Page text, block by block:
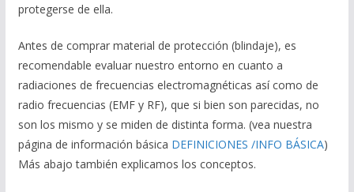
protegerse de ella.
Antes de comprar material de protección (blindaje), es
recomendable evaluar nuestro entorno en cuanto a
radiaciones de frecuencias electromagnéticas así como de
radio frecuencias (EMF y RF), que si bien son parecidas, no
son los mismo y se miden de distinta forma. (vea nuestra
página de información básica DEFINICIONES /INFO BÁSICA)
Más abajo también explicamos los conceptos.